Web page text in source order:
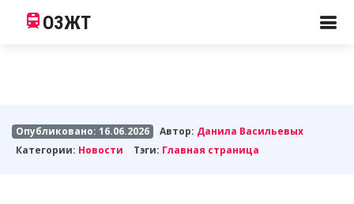
ОЗЖТ
Опубликовано: 16.06.2026 Автор: Данила Васильевых
Категории: Новости Тэги: Главная страница